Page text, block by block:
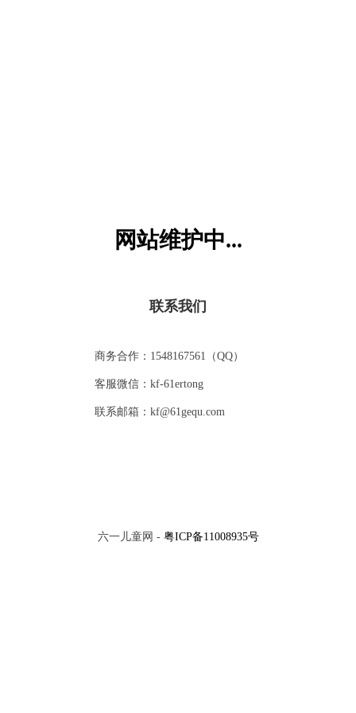
网站维护中...
联系我们
商务合作：1548167561（QQ）
客服微信：kf-61ertong
联系邮箱：kf@61gequ.com
六一儿童网 - 粤ICP备11008935号